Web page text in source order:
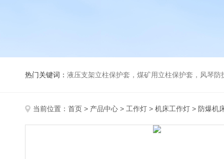
热门关键词： 液压支架立柱保护套，煤矿用立柱保护套，风琴
当前位置： 首页 > 产品中心 > 工作灯 > 机床工作灯 > 防爆机